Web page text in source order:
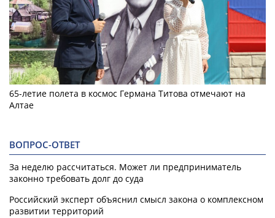
65-летие полета в космос Германа Титова отмечают на
Алтае
ВОПРОС-ОТВЕТ
За неделю рассчитаться. Может ли предприниматель
законно требовать долг до суда
Российский эксперт объяснил смысл закона о комплексном
развитии территорий